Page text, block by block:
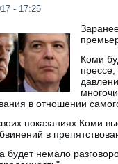
- 17:25
Коми
прессе,
в отношении
показаниях Коми
в
будет немало